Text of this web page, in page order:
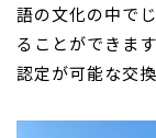
語の文化の中で
ることができま
認定が可能な交